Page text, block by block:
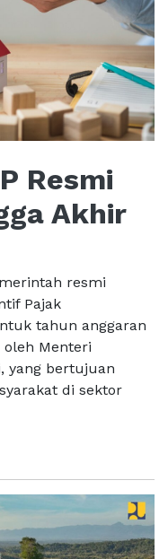
Resmi
Akhir
resmi
Pajak
tahun anggaran
Menteri
yang bertujuan
di sektor